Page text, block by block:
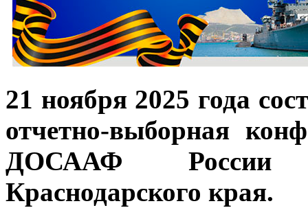
21 ноября 2025 года
отчетно-выборная
ДОСААФ России
Краснодарского края.